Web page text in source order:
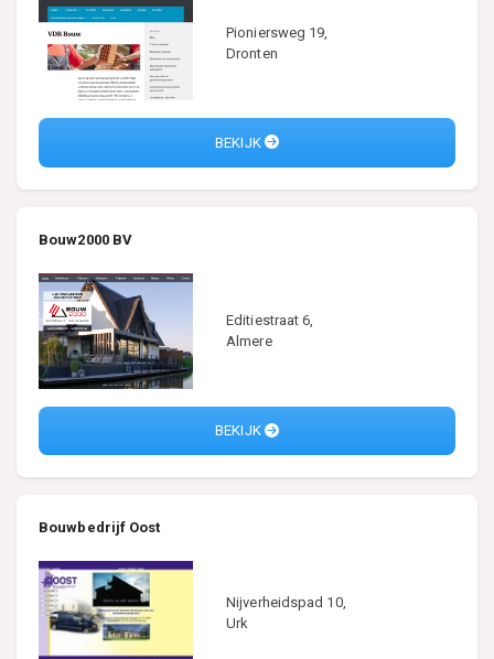
Pioniersweg 19,
Dronten
BEKIJK
Bouw2000 BV
Editiestraat 6,
Almere
BEKIJK
Bouwbedrijf Oost
Nijverheidspad 10,
Urk